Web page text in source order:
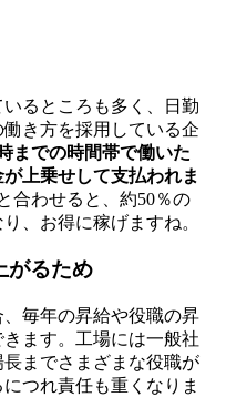
るところも多く、日勤
き方を採用している企
までの時間帯で働いた
上乗せして支払われま
合わせると、約50％の
、お得に稼げますね。
がるため
毎年の昇給や役職の昇
ます。工場には一般社
までさまざまな役職が
つれ責任も重くなりま